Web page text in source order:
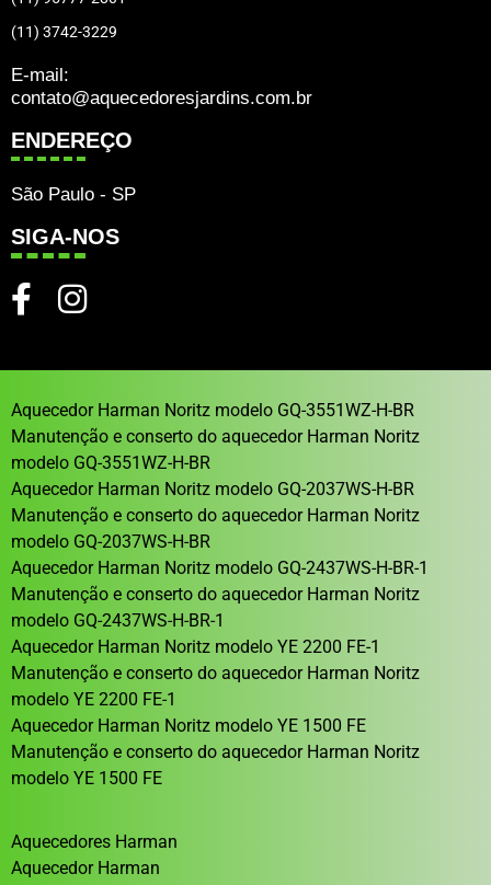
(11) 3742-3229
E-mail:
contato@aquecedoresjardins.com.br
ENDEREÇO
São Paulo - SP
SIGA-NOS
Aquecedor Harman Noritz modelo GQ-3551WZ-H-BR
Manutenção e conserto do aquecedor Harman Noritz
modelo GQ-3551WZ-H-BR
Aquecedor Harman Noritz modelo GQ-2037WS-H-BR
Manutenção e conserto do aquecedor Harman Noritz
modelo GQ-2037WS-H-BR
Aquecedor Harman Noritz modelo GQ-2437WS-H-BR-1
Manutenção e conserto do aquecedor Harman Noritz
modelo GQ-2437WS-H-BR-1
Aquecedor Harman Noritz modelo YE 2200 FE-1
Manutenção e conserto do aquecedor Harman Noritz
modelo YE 2200 FE-1
Aquecedor Harman Noritz modelo YE 1500 FE
Manutenção e conserto do aquecedor Harman Noritz
modelo YE 1500 FE
Aquecedores Harman
Aquecedor Harman